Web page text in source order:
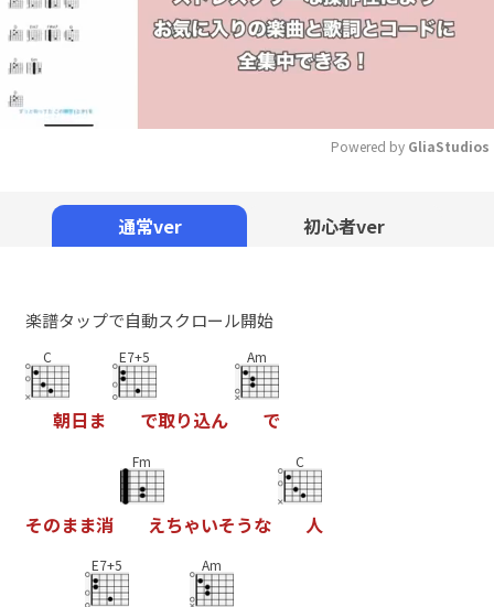
Powered by GliaStudios
通常ver 初心者ver
楽譜タップで自動スクロール開始
C
朝日 ま
E7+5
で取り込ん
Am
で
そのまま消
Fm
えちゃいそうな
C
人
E7+5 Am